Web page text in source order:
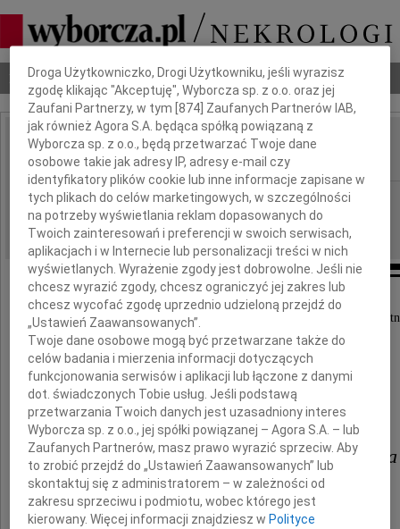
Nekrologi Odeszli Poradnik pogrzebowy
IMIĘ I NAZWISKO: Andrzej Miler
REGION: Poznań
DATA EMISJI: 24.08.2022
Z głębokim żalem przyjęliśmy wiadomość o śmierci naszego
Andrzeja Milera
Rodzinie i Bliskim p. Andrzeja
składamy wyrazy głębokiego współczucia
Dbamy o Twoją prywatność
Droga Użytkowniczko, Drogi Użytkowniku, jeśli wyrazisz
zgodę klikając "Akceptuję", Wyborcza sp. z o.o. oraz jej
Zaufani Partnerzy, w tym [874 ] Zaufanych Partnerów IAB,
jak również Agora S.A. będąca spółką powiązaną z
Wyborcza sp. z o.o., będą przetwarzać Twoje dane
osobowe takie jak adresy IP, adresy e-mail czy
identyfikatory plików cookie lub inne informacje zapisane w
tych plikach do celów marketingowych, w szczególności
na potrzeby wyświetlania reklam dopasowanych do
Twoich zainteresowań i preferencji w swoich serwisach,
aplikacjach i w Internecie lub personalizacji treści w nich
wyświetlanych. Wyrażenie zgody jest dobrowolne. Jeśli nie
chcesz wyrazić zgody, chcesz ograniczyć jej zakres lub
chcesz wycofać zgodę uprzednio udzieloną przejdź do
„Ustawień Zaawansowanych”.
Twoje dane osobowe mogą być przetwarzane także do
celów badania i mierzenia informacji dotyczących
funkcjonowania serwisów i aplikacji lub łączone z danymi
dot. świadczonych Tobie usług. Jeśli podstawą
przetwarzania Twoich danych jest uzasadniony interes
Wyborcza sp. z o.o., jej spółki powiązanej – Agora S.A. – lub
Zaufanych Partnerów, masz prawo wyrazić sprzeciw. Aby
to zrobić przejdź do „Ustawień Zaawansowanych” lub
skontaktuj się z administratorem – w zależności od
zakresu sprzeciwu i podmiotu, wobec którego jest
kierowany. Więcej informacji znajdziesz w Polityce